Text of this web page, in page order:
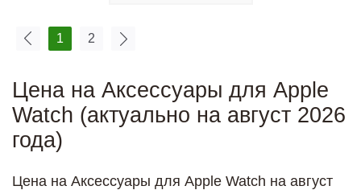
1 2
Цена на Аксессуары для Apple
Watch (актуально на август 2026
года)
Цена на Аксессуары для Apple Watch на август